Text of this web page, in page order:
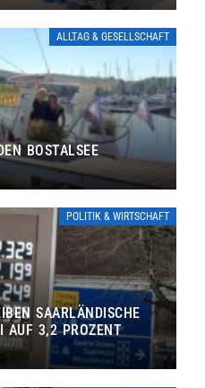
ALLTAG & GESELLSCHAFT
BOSTALSEE
POLITIK & WIRTSCHAFT
SAARLÄNDISCHE
AUF 3,2 PROZENT